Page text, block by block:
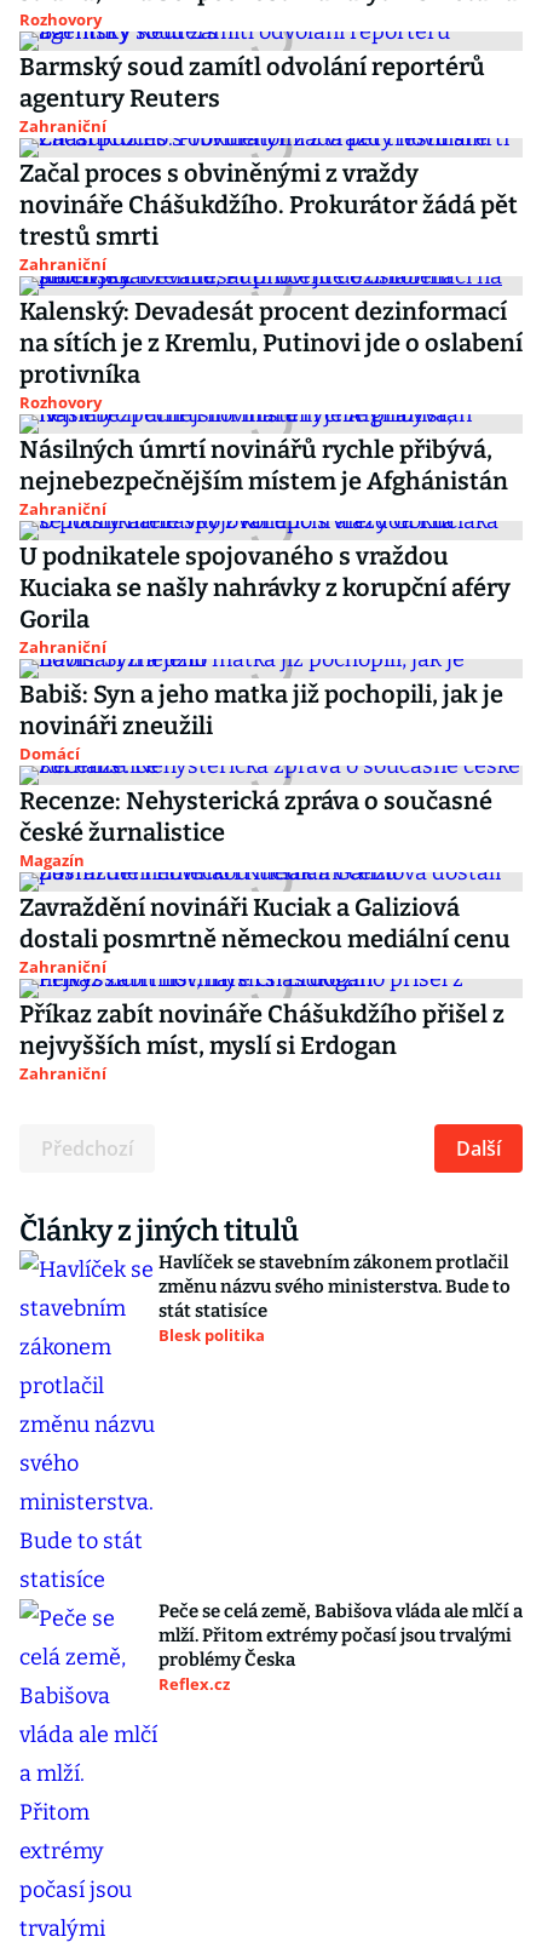
Rozhovory
Barmský soud zamítl odvolání reportérů
agentury Reuters
Zahraniční
Začal proces s obviněnými z vraždy
novináře Chášukdžího. Prokurátor žádá pět
trestů smrti
Zahraniční
Kalenský: Devadesát procent dezinformací
na sítích je z Kremlu, Putinovi jde o oslabení
protivníka
Rozhovory
Násilných úmrtí novinářů rychle přibývá,
nejnebezpečnějším místem je Afghánistán
Zahraniční
U podnikatele spojovaného s vraždou
Kuciaka se našly nahrávky z korupční aféry
Gorila
Zahraniční
Babiš: Syn a jeho matka již pochopili, jak je
novináři zneužili
Domácí
Recenze: Nehysterická zpráva o současné
české žurnalistice
Magazín
Zavraždění novináři Kuciak a Galiziová
dostali posmrtně německou mediální cenu
Zahraniční
Příkaz zabít novináře Chášukdžího přišel z
nejvyšších míst, myslí si Erdogan
Zahraniční
Předchozí Další
Články z jiných titulů
Havlíček se stavebním zákonem protlačil
změnu názvu svého ministerstva. Bude to
stát statisíce
Blesk politika
Peče se celá země, Babišova vláda ale mlčí a
mlží. Přitom extrémy počasí jsou trvalými
problémy Česka
Reflex.cz